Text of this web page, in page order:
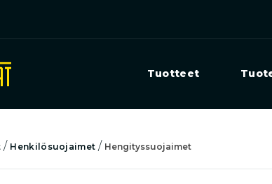
Tuotteet
/ Henkilösuojaimet / Hengityssuojaimet